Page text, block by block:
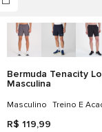
Bermuda Tenacity
Masculina
Masculino Treino E
R$ 119,99